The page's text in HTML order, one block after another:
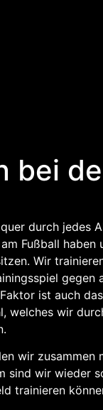
bei
durch jedes
Fußball haben
Wir
gegen
ist auch das
welches wir
wir zusammen
sind wir wieder
trainieren